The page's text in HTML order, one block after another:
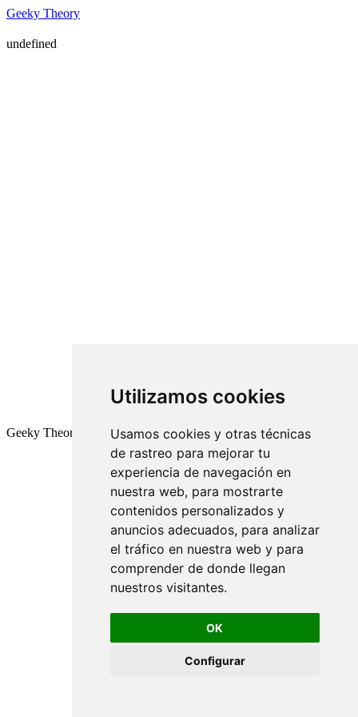
Utilizamos cookies
Usamos cookies y otras técnicas
de rastreo para mejorar tu
experiencia de navegación en
nuestra web, para mostrarte
contenidos personalizados y
anuncios adecuados, para analizar
el tráfico en nuestra web y para
comprender de donde llegan
nuestros visitantes.
OK
Configurar
Geeky Theory
undefined
Geeky Theory © 2026